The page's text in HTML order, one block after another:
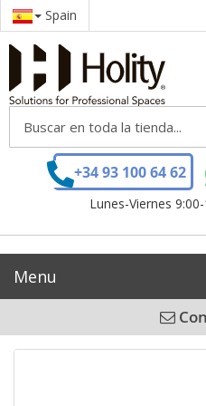
Spain
+34 93 100 64 62
Lunes-Viernes
Menu
Saltar